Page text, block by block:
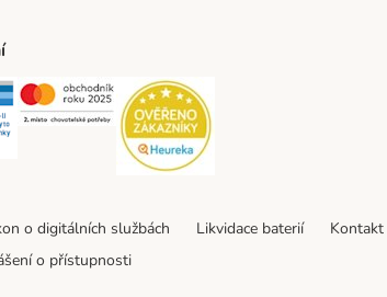
Security Security
o digitálních službách Likvidace baterií
Kontakt
o přístupnosti